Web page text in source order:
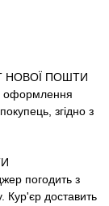
НОВОЇ ПОШТИ
оформлення
згідно з
погодить з
Кур'єр доставить